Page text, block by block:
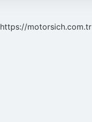
https://motorsich.com.tr